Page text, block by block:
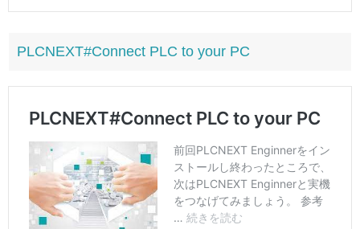
PLCNEXT#Connect PLC to your PC